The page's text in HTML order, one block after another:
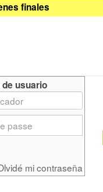
finales
de usuario
mi contraseña